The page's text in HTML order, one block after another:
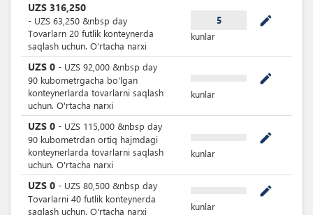
UZS 316,250
- UZS 63,250 &nbsp day
Tovarlarn 20 futlik konteynerda
saqlash uchun. O'rtacha narxi
5 mode_edit
kunlar
UZS 0 - UZS 92,000 &nbsp day
90 kubometrgacha bo'lgan
konteynerlarda tovarlarni saqlash
uchun. O'rtacha narxi
mode_edit
kunlar
UZS 0 - UZS 115,000 &nbsp day
90 kubometrdan ortiq hajmdagi
konteynerlarda tovarlarni saqlash
uchun. O'rtacha narxi
mode_edit
kunlar
UZS 0 - UZS 80,500 &nbsp day
Tovarlarni 40 futlik konteynerda
saqlash uchun. O'rtacha narxi
mode_edit
kunlar